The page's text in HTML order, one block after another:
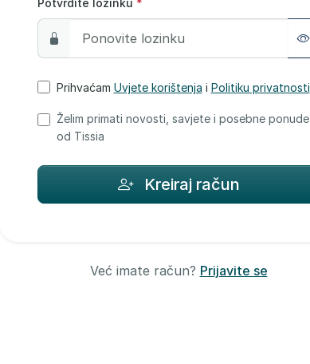
Potvrdite lozinku *
Prihvaćam Uvjete korištenja i Politiku privatnosti
Želim primati novosti, savjete i posebne ponude
od Tissia
Kreiraj račun
Već imate račun? Prijavite se